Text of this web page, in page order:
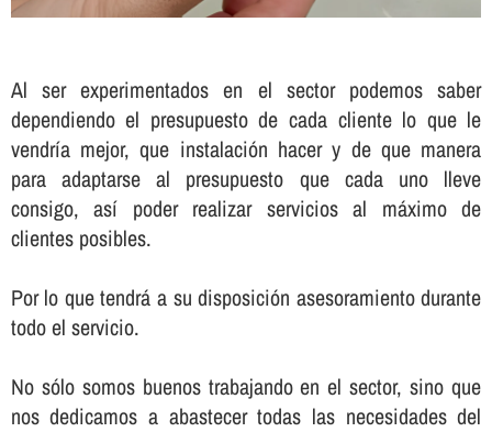
Al ser experimentados en el sector podemos saber
dependiendo el presupuesto de cada cliente lo que le
vendrí­a mejor, que instalación hacer y de que manera
para adaptarse al presupuesto que cada uno lleve
consigo, así­ poder realizar servicios al máximo de
clientes posibles.
Por lo que tendrá a su disposición asesoramiento durante
todo el servicio.
No sólo somos buenos trabajando en el sector, sino que
nos dedicamos a abastecer todas las necesidades del